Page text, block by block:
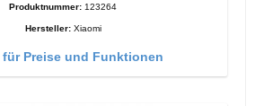
Produktnummer: 123264
Hersteller: Xiaomi
Preise und Funktionen